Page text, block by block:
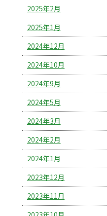
2025年2月
2025年1月
2024年12月
2024年10月
2024年9月
2024年5月
2024年3月
2024年2月
2024年1月
2023年12月
2023年11月